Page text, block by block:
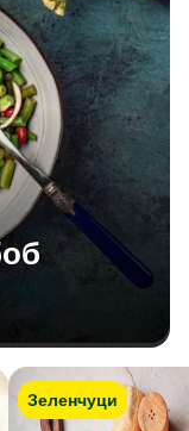
Зеленчуци